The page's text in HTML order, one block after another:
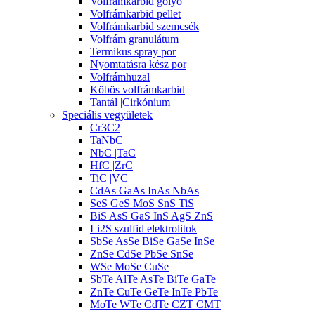
Volfrámkarbid pellet
Volfrámkarbid szemcsék
Volfrám granulátum
Termikus spray por
Nyomtatásra kész por
Volfrámhuzal
Köbös volfrámkarbid
Tantál |Cirkónium
Speciális vegyületek
Cr3C2
TaNbC
NbC |TaC
HfC |ZrC
TiC |VC
CdAs GaAs InAs NbAs
SeS GeS MoS SnS TiS
BiS AsS GaS InS AgS ZnS
Li2S szulfid elektrolitok
SbSe AsSe BiSe GaSe InSe
ZnSe CdSe PbSe SnSe
WSe MoSe CuSe
SbTe AlTe AsTe BiTe GaTe
ZnTe CuTe GeTe InTe PbTe
MoTe WTe CdTe CZT CMT